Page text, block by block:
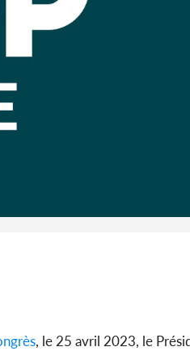
, le 25 avril 2023, le